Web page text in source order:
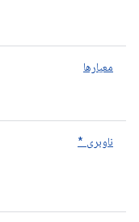
معیارها
ناوبری *